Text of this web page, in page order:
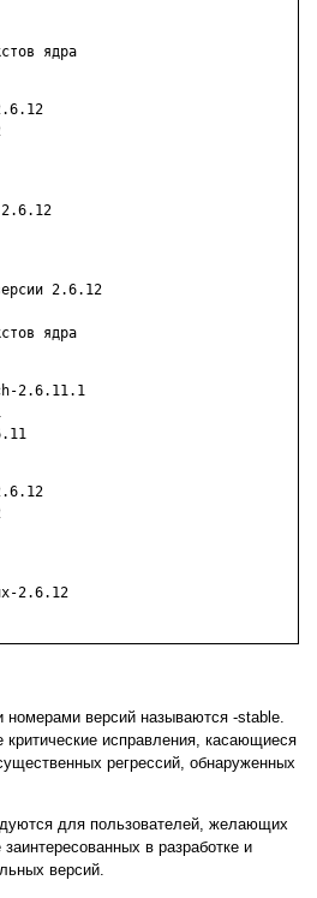
ядра
2.6.12
ядра
2.6.11.1
2.6.12
версий называются -stable.
исправления, касающиеся
регрессий, обнаруженных
для пользователей, желающих
в разработке и
версий.